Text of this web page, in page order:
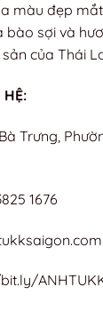
màu đẹp
bào sợi và
của Thái
HỆ:
Trưng,
1676